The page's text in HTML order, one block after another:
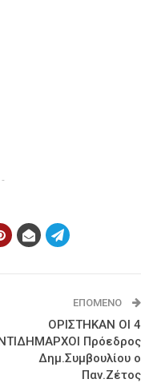
ΕΠΌΜΕΝΟ
ΟΡΙΣΤΗΚΑΝ ΟΙ 4
Πρόεδρος
Δημ.Συμβουλίου o
Παν.Ζέτος